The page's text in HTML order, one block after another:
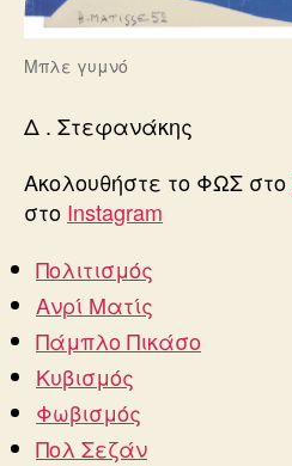
Μπλε γυμνό
Δ . Στεφανάκης
Ακολουθήστε το ΦΩΣ στο
στο Instagram
Πολιτισμός
Ανρί Ματίς
Πάμπλο Πικάσο
Κυβισμός
Φωβισμός
Πολ Σεζάν